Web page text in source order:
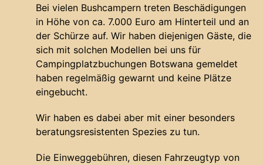
Bei vielen Bushcampern treten Beschädigungen
in Höhe von ca. 7.000 Euro am Hinterteil und an
der Schürze auf. Wir haben diejenigen Gäste, die
sich mit solchen Modellen bei uns für
Campingplatzbuchungen Botswana gemeldet
haben regelmäßig gewarnt und keine Plätze
eingebucht.
Wir haben es dabei aber mit einer besonders
beratungsresistenten Spezies zu tun.
Die Einweggebühren, diesen Fahrzeugtyp von